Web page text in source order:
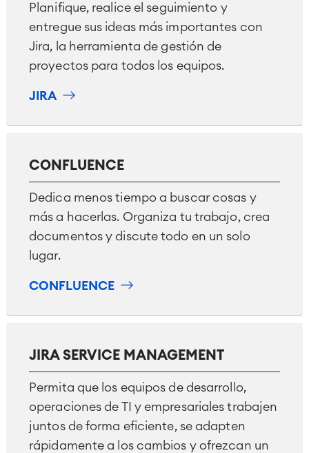
Gestión de activos
Mantenimiento industrial
Intranet Social
Integration
Inteligencia Artificial
SAP Integración
SERVICIOS
RECURSOS
SOBRE NOSOTROS
■
■
■
■
Planifique, realice el seguimiento y
entregue sus ideas más importantes con
Jira, la herramienta de gestión de
proyectos para todos los equipos.
JIRA
CONFLUENCE
Dedica menos tiempo a buscar cosas y
más a hacerlas. Organiza tu trabajo, crea
documentos y discute todo en un solo
lugar.
CONFLUENCE
JIRA SERVICE MANAGEMENT
Permita que los equipos de desarrollo,
operaciones de TI y empresariales trabajen
juntos de forma eficiente, se adapten
rápidamente a los cambios y ofrezcan un